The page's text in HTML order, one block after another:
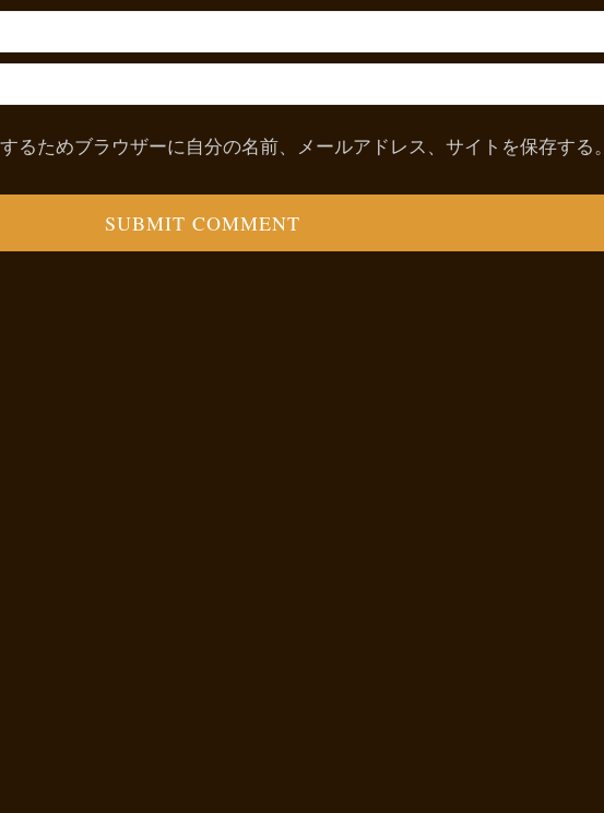
るためブラウザーに自分の名前、メールアドレス、サイトを保存する。